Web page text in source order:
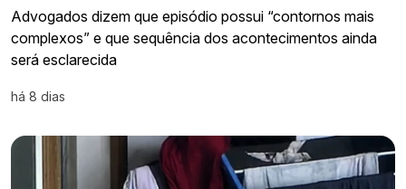
Advogados dizem que episódio possui “contornos mais
complexos” e que sequência dos acontecimentos ainda
será esclarecida
há 8 dias